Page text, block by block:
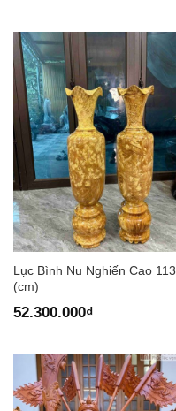
Lục Bình Nu Nghiến Cao 113
(cm)
52.300.000₫